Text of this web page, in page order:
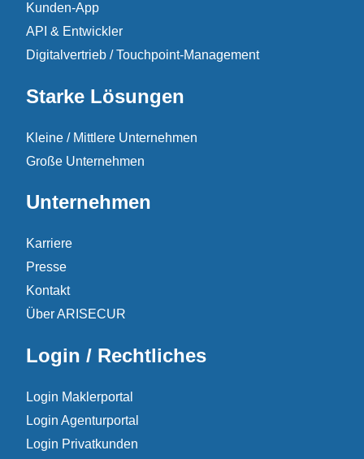
Kunden-App
API & Entwickler
Digitalvertrieb / Touchpoint-Management
Starke Lösungen
Kleine / Mittlere Unternehmen
Große Unternehmen
Unternehmen
Karriere
Presse
Kontakt
Über ARISECUR
Login / Rechtliches
Login Maklerportal
Login Agenturportal
Login Privatkunden